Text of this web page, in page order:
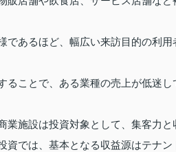
であるほど、幅広い来訪目的の利
ることで、ある業種の売上が低迷
業施設は投資対象として、集客力
資では、基本となる収益源はテナン